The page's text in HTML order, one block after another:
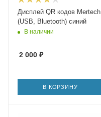
Дисплей QR кодов Mertech
(USB, Bluetooth) синий
В наличии
2 000 ₽
В КОРЗИНУ